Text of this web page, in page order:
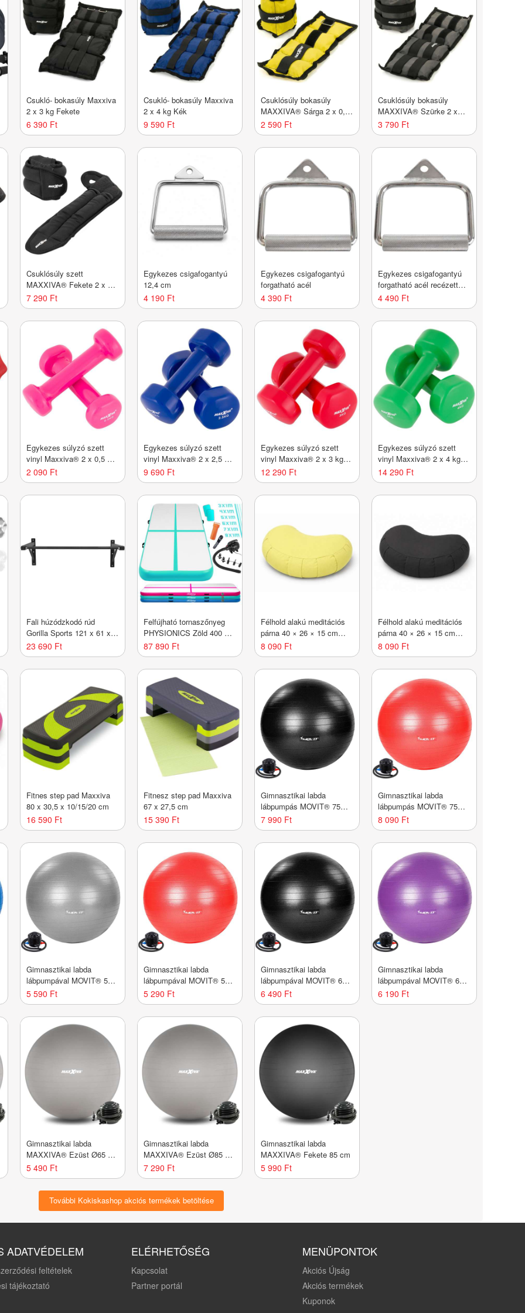
Csukló- bokasúly Maxxiva
2 x 3 kg Fekete
6 390 Ft
Csukló- bokasúly Maxxiva
2 x 4 kg Kék
9 590 Ft
Csuklósúly bokasúly
MAXXIVA® Sárga 2 x 0,5
kg
2 590 Ft
Csuklósúly bokasúly
MAXXIVA® Szürke 2 x
1,5 kg
3 790 Ft
Csuklósúly szett
MAXXIVA® Fekete 2 x 1,5
kg
7 290 Ft
Egykezes csigafogantyú
12,4 cm
4 190 Ft
Egykezes csigafogantyú
forgatható acél
4 390 Ft
Egykezes csigafogantyú
forgatható acél recézett
felület
4 490 Ft
Egykezes súlyzó szett
vinyl Maxxiva® 2 x 0,5 kg
Rózsaszín
2 090 Ft
Egykezes súlyzó szett
vinyl Maxxiva® 2 x 2,5 kg
Kék
9 690 Ft
Egykezes súlyzó szett
vinyl Maxxiva® 2 x 3 kg
Piros
12 290 Ft
Egykezes súlyzó szett
vinyl Maxxiva® 2 x 4 kg
Zöld
14 290 Ft
Fali húzódzkodó rúd
Gorilla Sports 121 x 61 x
40 cm
23 690 Ft
Felfújható tornaszőnyeg
PHYSIONICS Zöld 400 x
100 cm
87 890 Ft
Félhold alakú meditációs
párna 40 × 26 × 15 cm
sárga
8 090 Ft
Félhold alakú meditációs
párna 40 × 26 × 15 cm
fekete
8 090 Ft
Fitnes step pad Maxxiva
80 x 30,5 x 10/15/20 cm
16 590 Ft
Fitnesz step pad Maxxiva
67 x 27,5 cm
15 390 Ft
Gimnasztikai labda
lábpumpás MOVIT® 75
cm fekete
7 990 Ft
Gimnasztikai labda
lábpumpás MOVIT® 75
cm piros
8 090 Ft
Gimnasztikai labda
lábpumpával MOVIT® 55
cm szürke
5 590 Ft
Gimnasztikai labda
lábpumpával MOVIT® 55
cm piros
5 290 Ft
Gimnasztikai labda
lábpumpával MOVIT® 65
cm fekete
6 490 Ft
Gimnasztikai labda
lábpumpával MOVIT® 65
cm lila
6 190 Ft
Gimnasztikai labda
MAXXIVA® Ezüst Ø65 cm
+ szivattyú
5 490 Ft
Gimnasztikai labda
MAXXIVA® Ezüst Ø85 cm
+ szivattyú
7 290 Ft
Gimnasztikai labda
MAXXIVA® Fekete 85 cm
5 990 Ft
További Kokiskashop akciós termékek betöltése
ADATVÉDELEM
feltételek
tájékoztató
ELÉRHETŐSÉG
Kapcsolat
Partner portál
MENÜPONTOK
Akciós Újság
Akciós termékek
Kuponok